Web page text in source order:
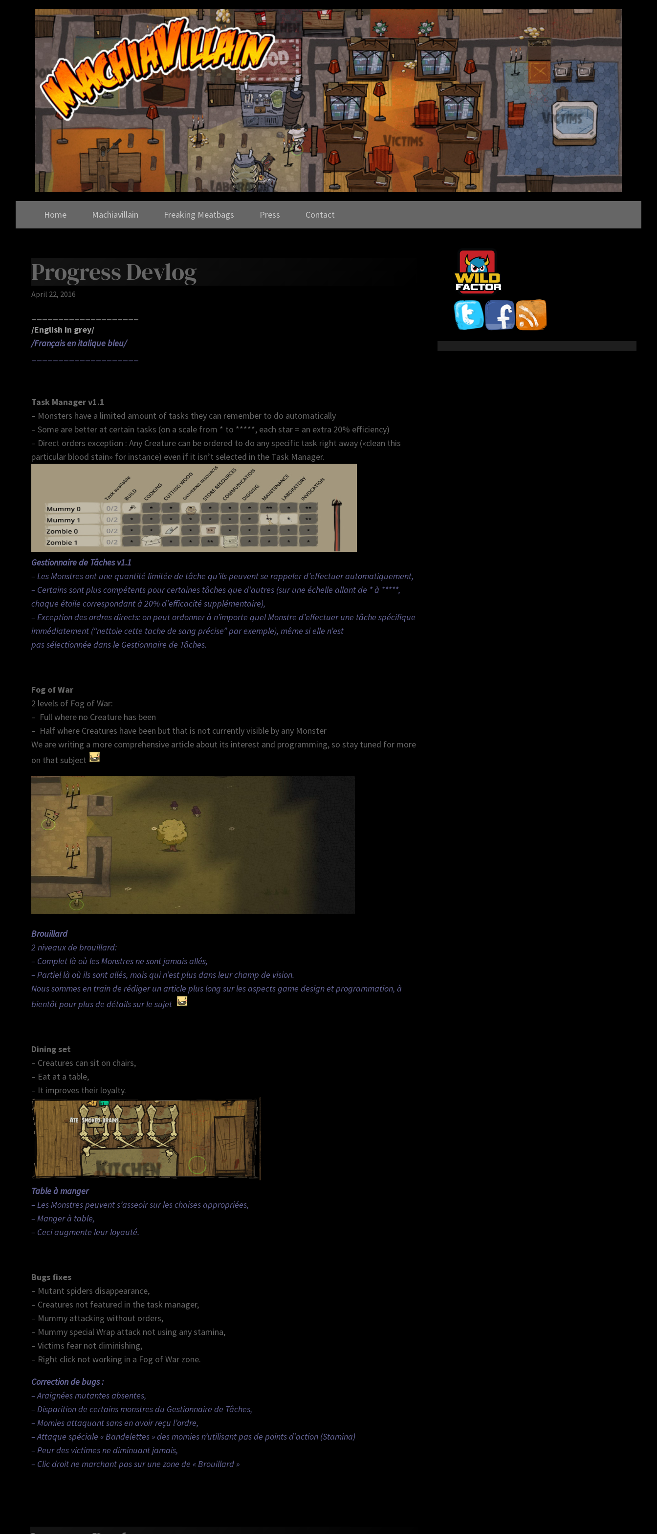
Home Machiavillain Freaking Meatbags Press Contact
Progress Devlog
April 22, 2016
/English in grey/
/Français en italique bleu/
Task Manager v1.1
– Monsters have a limited amount of tasks they can remember to do automatically
– Some are better at certain tasks (on a scale from * to *****, each star = an extra 20% efficiency)
– Direct orders exception : Any Creature can be ordered to do any specific task right away («clean this
particular blood stain» for instance) even if it isn’t selected in the Task Manager.
Gestionnaire de Tâches v1.1
– Les Monstres ont une quantité limitée de tâche qu’ils peuvent se rappeler d’effectuer automatiquement,
– Certains sont plus compétents pour certaines tâches que d’autres (sur une échelle allant de * à *****,
chaque étoile correspondant à 20% d’efficacité supplémentaire),
– Exception des ordres directs: on peut ordonner à n’importe quel Monstre d’effectuer une tâche spécifique
immédiatement (“nettoie cette tache de sang précise” par exemple), même si elle n’est
pas sélectionnée dans le Gestionnaire de Tâches.
Fog of War
2 levels of Fog of War:
– Full where no Creature has been
– Half where Creatures have been but that is not currently visible by any Monster
We are writing a more comprehensive article about its interest and programming, so stay tuned for more
on that subject
Brouillard
2 niveaux de brouillard:
– Complet là où les Monstres ne sont jamais allés,
– Partiel là où ils sont allés, mais qui n’est plus dans leur champ de vision.
Nous sommes en train de rédiger un article plus long sur les aspects game design et programmation, à
bientôt pour plus de détails sur le sujet
Dining set
– Creatures can sit on chairs,
– Eat at a table,
– It improves their loyalty.
Table à manger
– Les Monstres peuvent s’asseoir sur les chaises appropriées,
– Manger à table,
– Ceci augmente leur loyauté.
Bugs fixes
– Mutant spiders disappearance,
– Creatures not featured in the task manager,
– Mummy attacking without orders,
– Mummy special Wrap attack not using any stamina,
– Victims fear not diminishing,
– Right click not working in a Fog of War zone.
Correction de bugs :
– Araignées mutantes absentes,
– Disparition de certains monstres du Gestionnaire de Tâches,
– Momies attaquant sans en avoir reçu l’ordre,
– Attaque spéciale « Bandelettes » des momies n’utilisant pas de points d’action (Stamina)
– Peur des victimes ne diminuant jamais,
– Clic droit ne marchant pas sur une zone de « Brouillard »